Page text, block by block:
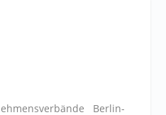
Berlin-